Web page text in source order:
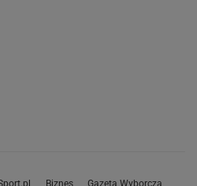
Biznes Gazeta Wyborcza